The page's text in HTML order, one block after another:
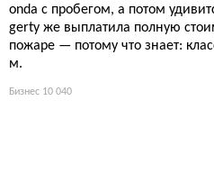
onda с пробегом, а потом
gerty же выплатила полную
пожаре — потому что знает:
м.
Бизнес 10 040